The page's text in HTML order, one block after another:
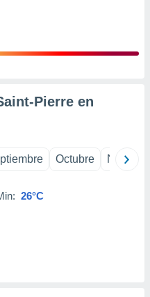
Pierre en
Octubre
26°C